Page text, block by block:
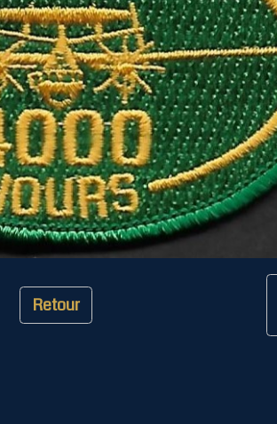
Retour